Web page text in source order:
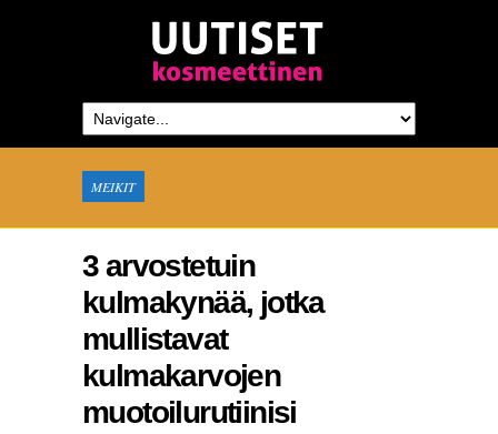
MEIKIT
3 arvostetuin
kulmakynää, jotka
mullistavat
kulmakarvojen
muotoilurutiinisi